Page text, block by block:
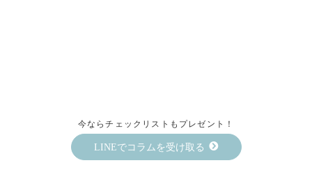
今ならチェックリストもプレゼント！
LINEでコラムを受け取る